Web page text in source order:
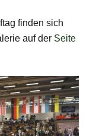
fin­den sich
auf der Seite